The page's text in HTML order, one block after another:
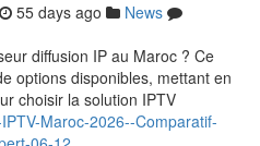
55 days ago
News
diffusion IP au Maroc ? Ce
options disponibles, mettant en
choisir la solution IPTV
Maroc-2026--Comparatif-